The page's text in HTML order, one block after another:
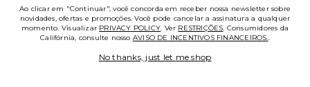
Roma Pant
SNDYS
$108
Ao clicar em "Continuar", você concorda em receber nossa newsletter sobre
novidades, ofertas e promoções. Você pode cancelar a assinatura a qualquer
momento. Visualizar PRIVACY POLICY. Ver RESTRIÇÕES. Consumidores da
Califórnia, consulte nosso AVISO DE INCENTIVOS FINANCEIROS..
No thanks, just let me shop